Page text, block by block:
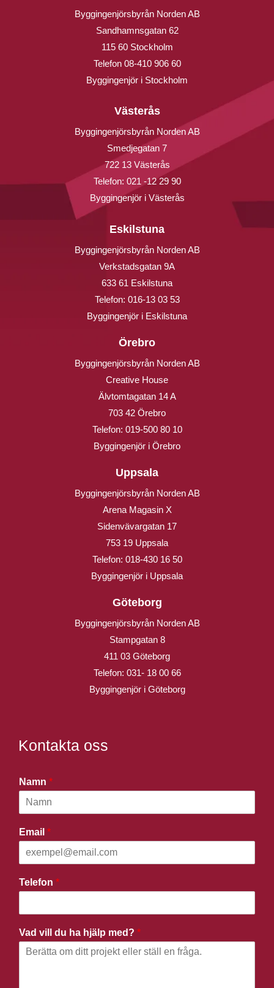
Byggingenjörsbyrån Norden AB
Sandhamnsgatan 62
115 60 Stockholm
Telefon 08-410 906 60
Byggingenjör i Stockholm
Västerås
Byggingenjörsbyrån Norden AB
Smedjegatan 7
722 13 Västerås
Telefon: 021 -12 29 90
Byggingenjör i Västerås
Eskilstuna
Byggingenjörsbyrån Norden AB
Verkstadsgatan 9A
633 61 Eskilstuna
Telefon: 016-13 03 53
Byggingenjör i Eskilstuna
Örebro
Byggingenjörsbyrån Norden AB
Creative House
Älvtomtagatan 14 A
703 42 Örebro
Telefon: 019-500 80 10
Byggingenjör i Örebro
Uppsala
Byggingenjörsbyrån Norden AB
Arena Magasin X
Sidenvävargatan 17
753 19 Uppsala
Telefon: 018-430 16 50
Byggingenjör i Uppsala
Göteborg
Byggingenjörsbyrån Norden AB
Stampgatan 8
411 03 Göteborg
Telefon: 031- 18 00 66
Byggingenjör i Göteborg
Kontakta oss
Namn *
Email *
Telefon *
Vad vill du ha hjälp med? *